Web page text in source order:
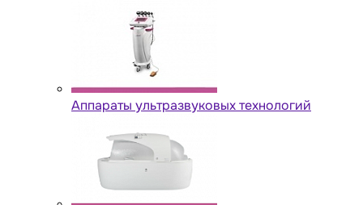
Аппараты ультразвуковых технологий